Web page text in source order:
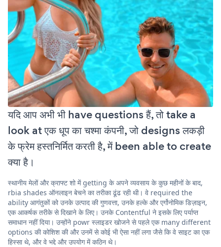
यदि आप अभी भी have questions हैं, तो take a
look at एक धूप का चश्मा कंपनी, जो designs लकड़ी
के फ्रेम हस्तनिर्मित करती है, में been able to create
क्या है।
स्थानीय मेलों और क्राफ्ट शो में getting के अपने व्यवसाय के कुछ महीनों के बाद,
rbia shades ऑनलाइन बेचने का तरीका ढूंढ रही थी। वे required the
ability आगंतुकों को उनके उत्पाद की गुणवत्ता, उनके हल्के और एर्गोनोमिक डिज़ाइन,
एक आकर्षक तरीके से दिखाने के लिए। उनके Contentful ने इसके लिए पर्याप्त
समाधान नहीं दिया। उन्होंने powr स्लाइडर खोजने से पहले एक many different
options की कोशिश की और उनमें से कोई भी ऐसा नहीं लगा जैसे कि वे साइट का एक
हिस्सा थे, और वे भद्दे और उपयोग में कठिन थे।